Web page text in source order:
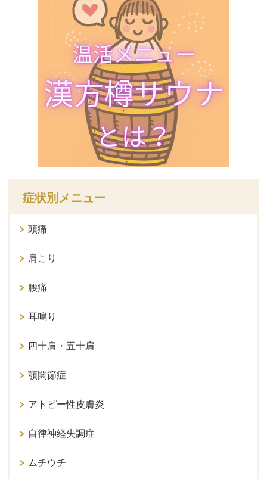
症状別メニュー
頭痛
肩こり
腰痛
耳鳴り
四十肩・五十肩
顎関節症
アトピー性皮膚炎
自律神経失調症
ムチウチ